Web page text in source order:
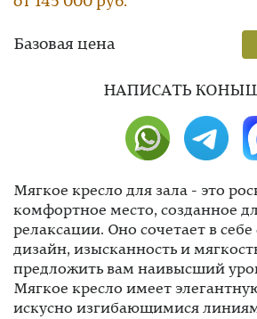
Базовая цена
НAПИСАТЬ
Мягкое кресло для зала - это
комфортное место, созданное
релаксации. Оно сочетает в
дизайн, изысканность и
предложить вам наивысший
Мягкое кресло имеет
искусно изгибающимися